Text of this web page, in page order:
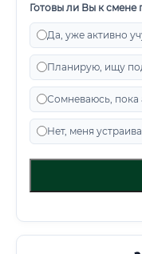
Готовы ли Вы к смене
Да, уже активно
Планирую, ищу
Сомневаюсь,
Нет, меня